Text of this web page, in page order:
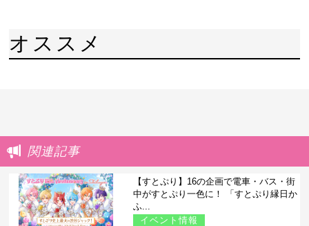
オススメ
関連記事
【すとぷり】16の企画で電車・バス・街
中がすとぷり一色に！ 「すとぷり縁日か
ふ...
イベント情報